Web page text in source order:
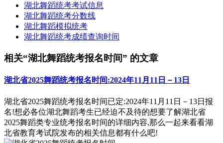
湖北舞蹈统考考试信息
湖北舞蹈统考分数线
湖北舞蹈模拟统考
湖北舞蹈统考成绩查询时间
相关“湖北舞蹈统考报名时间” 的文章
湖北省2025舞蹈统考报名时间:2024年11月11日－13日
湖北省2025舞蹈统考报名时间已定:2024年11月11日－13日报
名!想必各位湖北舞蹈考生已经迫不及待的想要了解湖北省
2025舞蹈类专业统考报名时间的详细内容,那么一起来看看湖
北省教育考试院发布的相关信息都有什么吧!